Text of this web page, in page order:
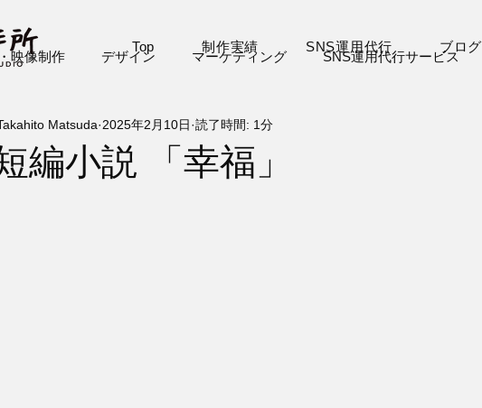
Top 制作実績 SNS運用代行 ブログ
映像制作 デザイン マーケティング SNS運用代行サービス
マッピング VJ VR デジタル絵本
編小説 「幸福」
Matsuda 2025年2月10日 読了時間: 1分